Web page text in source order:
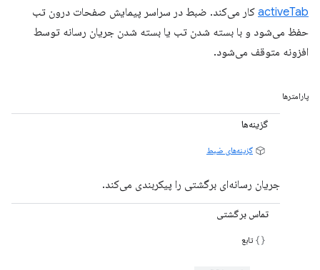
activeTab کار می‌کند. ضبط در سراسر پیمایش صفحات درون تب
حفظ می‌شود و با بسته شدن تب یا بسته شدن جریان رسانه توسط
افزونه متوقف می‌شود.
پارامترها
گزینه‌ها
گزینه‌های ضبط
جریان رسانه‌ای برگشتی را پیکربندی می‌کند.
تماس برگشتی
تابع